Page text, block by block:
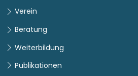
Verein
Beratung
Weiterbildung
Publikationen